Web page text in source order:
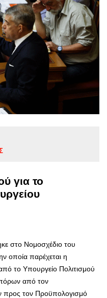
για το
στο Νομοσχέδιο του
οποία παρέχεται η
το Υπουργείο Πολιτισμού
πόρων από τον
προς τον Προϋπολογισμό